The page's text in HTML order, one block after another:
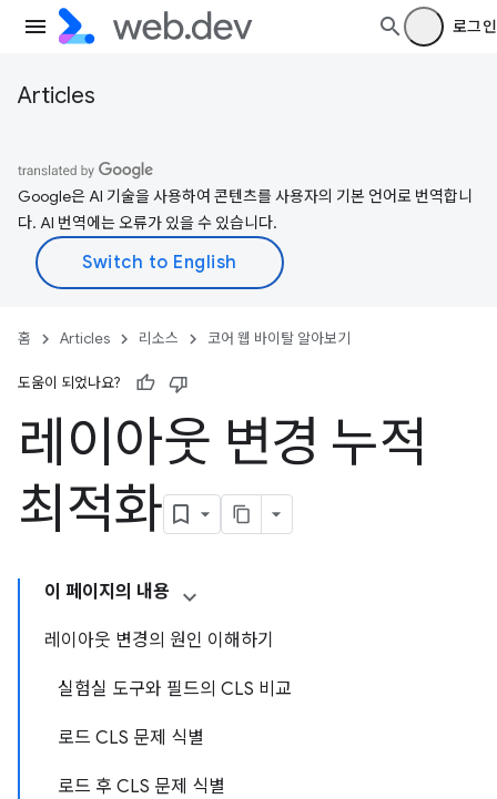
로그인
Articles
Google은 AI 기술을 사용하여 콘텐츠를 사용자의 기본 언어로 번역합니
다. AI 번역에는 오류가 있을 수 있습니다.
홈 Articles 리소스 코어 웹 바이탈 알아보기
도움이 되었나요?
레이아웃 변경 누적
최적화
이 페이지의 내용
레이아웃 변경의 원인 이해하기
실험실 도구와 필드의 CLS 비교
로드 CLS 문제 식별
로드 후 CLS 문제 식별